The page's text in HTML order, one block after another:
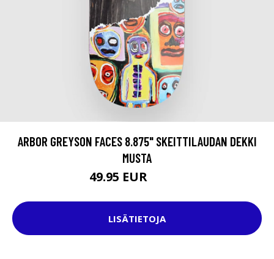
ARBOR GREYSON FACES 8.875" SKEITTILAUDAN DEKKI
MUSTA
49.95 EUR
LISÄTIETOJA